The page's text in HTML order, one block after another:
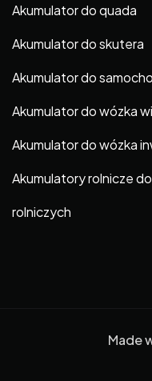
Akumulator do quada
Akumulator do skutera
Akumulator do
Akumulator do wózka
Akumulator do wózka
Akumulatory rolnicze
rolniczych
Made